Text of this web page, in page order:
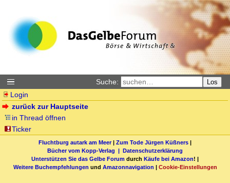
Suche: Los
Login
zurück zur Hauptseite
in Thread öffnen
Ticker
Fluchtburg autark am Meer| Zum Tode Jürgen Küßners |
Bücher vom Kopp-Verlag | Datenschutzerklärung
Unterstützen Sie das Gelbe Forum durch Käufe bei Amazon! |
Weitere Buchempfehlungen und Amazonnavigation | Cookie-Einstellungen